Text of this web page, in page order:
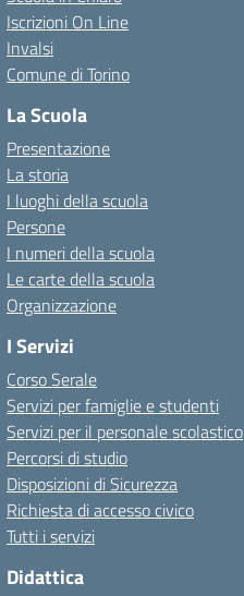
Iscrizioni On Line
Invalsi
Comune di Torino
La Scuola
Presentazione
La storia
I luoghi della scuola
Persone
I numeri della scuola
Le carte della scuola
Organizzazione
I Servizi
Corso Serale
Servizi per famiglie e studenti
Servizi per il personale scolastico
Percorsi di studio
Disposizioni di Sicurezza
Richiesta di accesso civico
Tutti i servizi
Didattica